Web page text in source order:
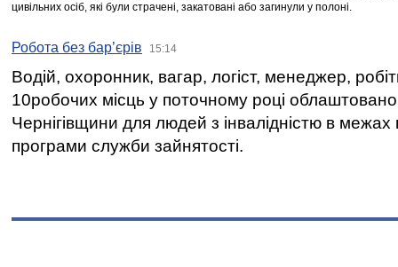
цивільних осіб, які були страчені, закатовані або загинули у полоні.
Робота без бар’єрів 15:14
Водій, охоронник, вагар, логіст, менеджер,
10робочих місць у поточному році
Чернігівщини для людей з інвалідністю в межах
програми служби зайнятості.